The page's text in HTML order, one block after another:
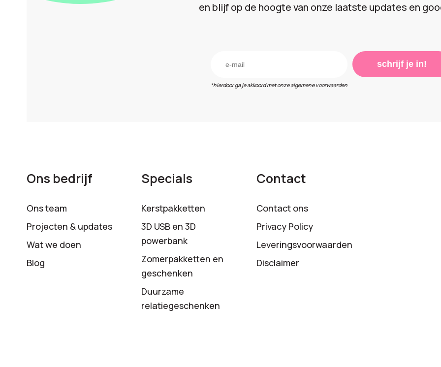
en blijf op de hoogte van onze laatste updates en
*hierdoor ga je akkoord met onze algemene voorwaarden
schrijf je in!
Ons bedrijf
Ons team
Projecten & updates
Wat we doen
Blog
Specials
Kerstpakketten
3D USB en 3D
powerbank
Zomerpakketten en
geschenken
Duurzame
relatiegeschenken
Contact
Contact ons
Privacy Policy
Leveringsvoorwaarden
Disclaimer